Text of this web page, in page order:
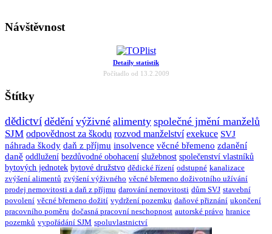
Návštěvnost
Detaily statistik
Počítadlo od 13.2.2009
Štítky
dědictví dědění výživné alimenty společné jmění manželů
SJM odpovědnost za škodu rozvod manželství exekuce SVJ
náhrada škody daň z příjmu insolvence věcné břemeno zdanění
daně oddlužení bezdůvodné obohacení služebnost společenství vlastníků
bytových jednotek bytové družstvo dědické řízení odstupné kanalizace
zvýšení alimentů zvýšení výživného věcné břemeno doživotního užívání
prodej nemovitosti a daň z příjmu darování nemovitosti dům SVJ stavební
povolení věcné břemeno dožití vydržení pozemku daňové přiznání ukončení
pracovního poměru dočasná pracovní neschopnost autorské právo hranice
pozemků vypořádání SJM spoluvlastnictví